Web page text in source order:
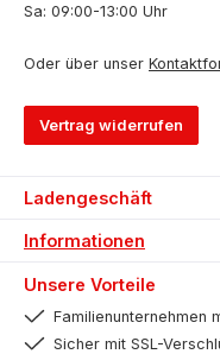
Sa: 09:00-13:00 Uhr
Oder über unser
Vertrag widerrufen
Ladengeschäft
Informationen
Unsere Vorteile
Familienunternehmen
Sicher mit SSL-